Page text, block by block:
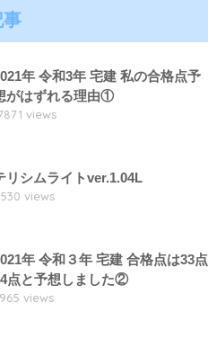
年 令和3年 宅建 私の合格点予
がはずれる理由①
views
リシムライトver.1.04L
views
年 令和３年 宅建 合格点は33点
点と予想しました②
views